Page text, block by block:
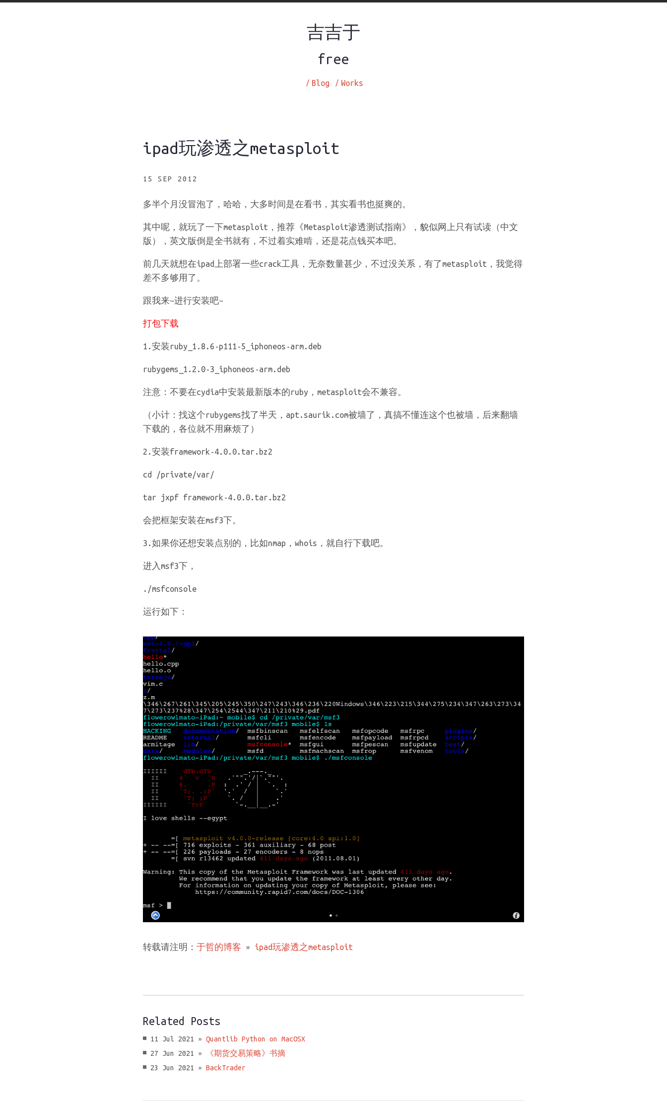
吉吉于
free
Blog
/ Works
/
ipad玩渗透之metasploit
15 SEP 2012
多半个月没冒泡了，哈哈，大多时间是在看书，其实看书也挺爽的。
其中呢，就玩了一下metasploit，推荐《Metasploit渗透测试指南》，貌似网上只有试读（中文
版），英文版倒是全书就有，不过着实难啃，还是花点钱买本吧。
前几天就想在ipad上部署一些crack工具，无奈数量甚少，不过没关系，有了metasploit，我觉得
差不多够用了。
跟我来~进行安装吧~
打包下载
1.安装ruby_1.8.6-p111-5_iphoneos-arm.deb
rubygems_1.2.0-3_iphoneos-arm.deb
注意：不要在cydia中安装最新版本的ruby，metasploit会不兼容。
（小计：找这个rubygems找了半天，apt.saurik.com被墙了，真搞不懂连这个也被墙，后来翻墙
下载的，各位就不用麻烦了）
2.安装framework-4.0.0.tar.bz2
cd /private/var/
tar jxpf framework-4.0.0.tar.bz2
会把框架安装在msf3下。
3.如果你还想安装点别的，比如nmap，whois，就自行下载吧。
进入msf3下，
./msfconsole
运行如下：
转载请注明： 于哲的博客 » ipad玩渗透之metasploit
Related Posts
11 Jul 2021 » Quantlib Python on MacOSX
27 Jun 2021 »
《期货交易策略》书摘
23 Jun 2021 » BackTrader